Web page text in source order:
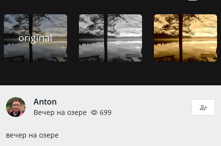
original
Anton
Вечер на озере 699
вечер на озере